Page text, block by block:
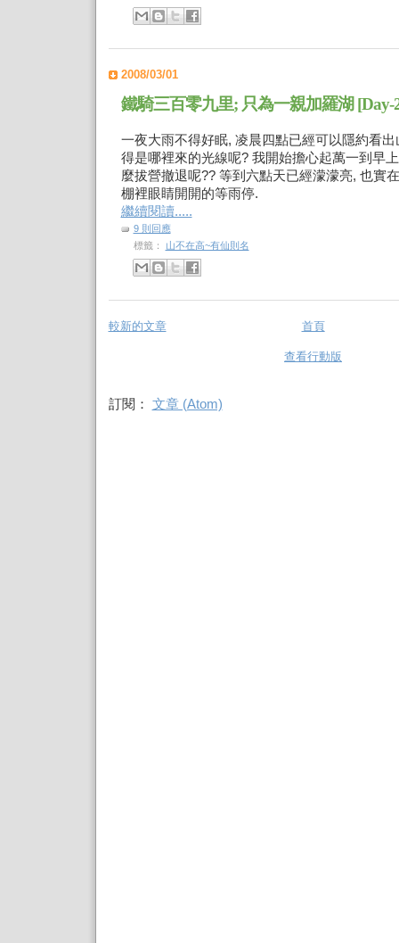
2008/03/01
鐵騎三百零九里; 只為一親加羅湖 [Day-
一夜大雨不得好眠, 凌晨四點已經可以隱約看
得是哪裡來的光線呢? 我開始擔心起萬一到早
麼拔營撤退呢?? 等到六點天已經濛濛亮, 也實
棚裡眼睛開開的等雨停.
繼續閱讀.....
9 則回應
標籤：
山不在高~有仙則名
較新的文章 首頁
查看行動版
訂閱： 文章 (Atom)